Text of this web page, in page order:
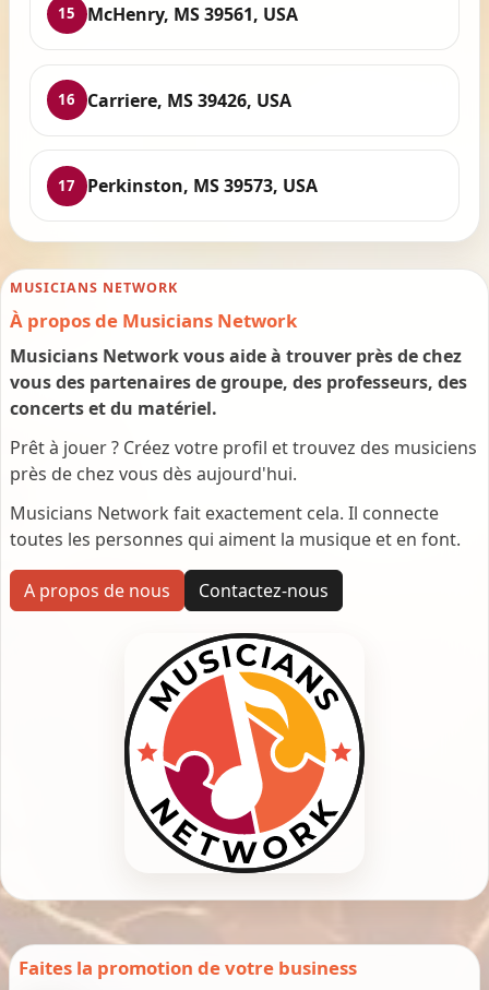
15 McHenry, MS 39561, USA
16 Carriere, MS 39426, USA
17 Perkinston, MS 39573, USA
MUSICIANS NETWORK
À propos de Musicians Network
Musicians Network vous aide à trouver près de chez
vous des partenaires de groupe, des professeurs, des
concerts et du matériel.
Prêt à jouer ? Créez votre profil et trouvez des musiciens
près de chez vous dès aujourd'hui.
Musicians Network fait exactement cela. Il connecte
toutes les personnes qui aiment la musique et en font.
A propos de nous Contactez-nous
Faites la promotion de votre business